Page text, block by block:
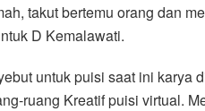
takut bertemu orang dan
D Kemalawati.
untuk puisi saat ini karya
ruang Kreatif puisi virtual.